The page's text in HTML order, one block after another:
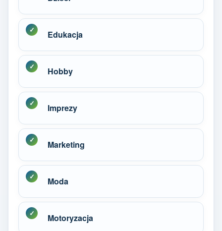
Edukacja
Hobby
Imprezy
Marketing
Moda
Motoryzacja